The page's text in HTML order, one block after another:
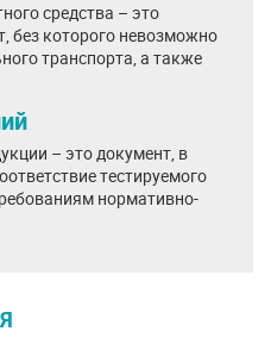
средства – это
без которого невозможно
транспорта, а также
– это документ, в
тестируемого
нормативно-